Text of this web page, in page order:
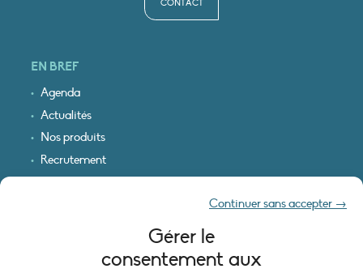
Gérer le
consentement aux
Continuer sans accepter →
CONTACT
EN BREF
Agenda
Actualités
Nos produits
Recrutement
INFORMATIONS LÉGALES
Mentions légales